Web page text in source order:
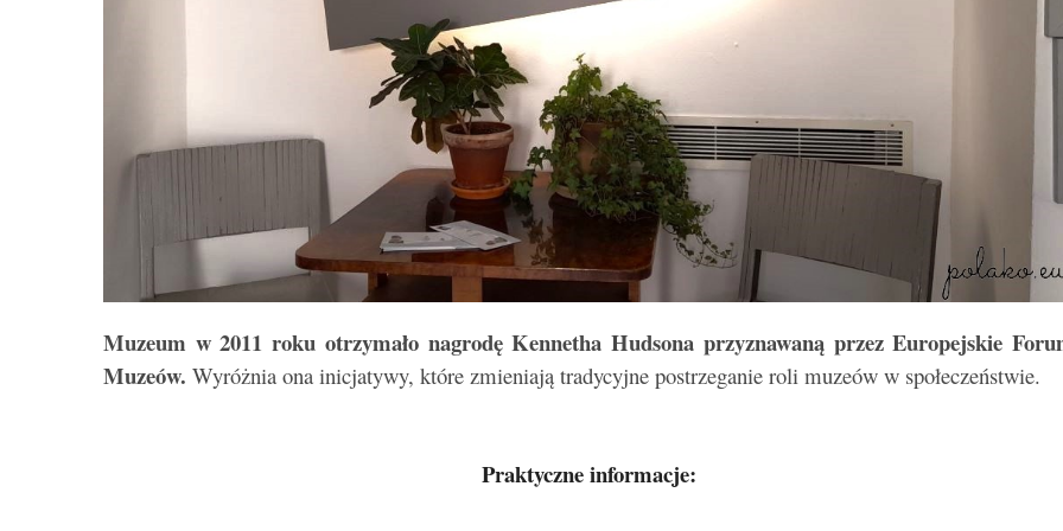
Muzeum w 2011 roku otrzymało nagrodę Kennetha Hudsona przyznawaną przez Europejskie
Muzeów. Wyróżnia ona inicjatywy, które zmieniają tradycyjne postrzeganie roli muzeów w społeczeństwie.
Praktyczne informacje: